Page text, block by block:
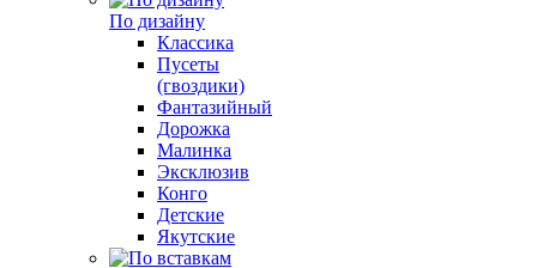
По дизайну
Классика
Пусеты
(гвоздики)
Фантазийный
Дорожка
Малинка
Эксклюзив
Конго
Детские
Якутские